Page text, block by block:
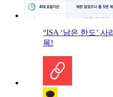
“ISA ‘남은 한도’
목!